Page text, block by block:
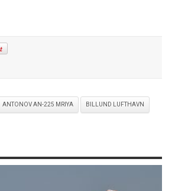
ANTONOV AN-225 MRIYA BILLUND LUFTHAVN